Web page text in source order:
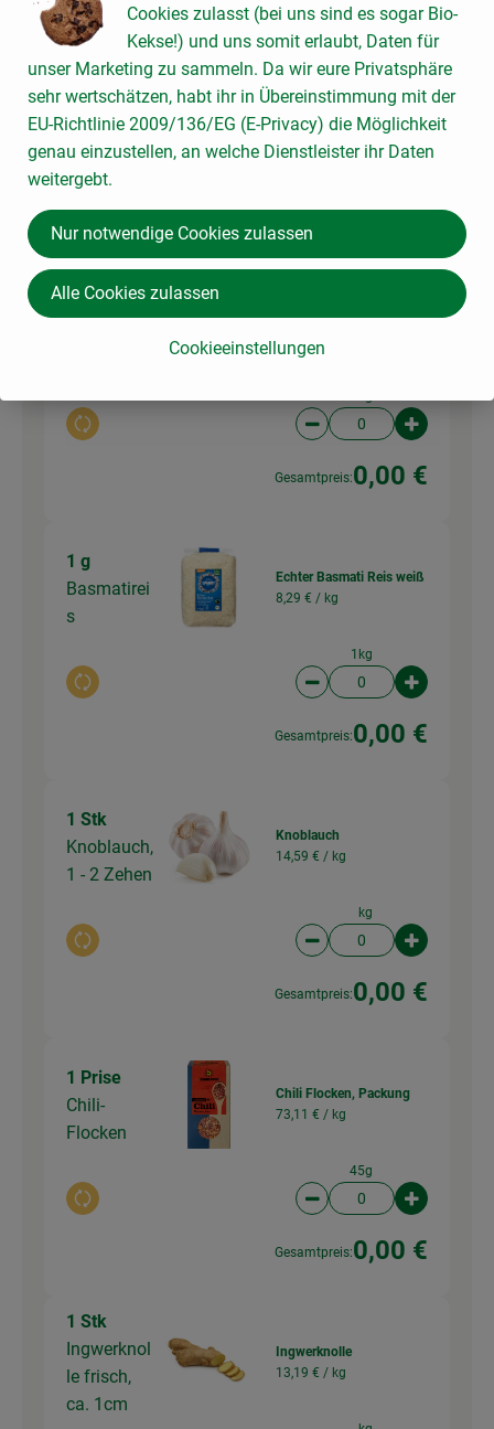
1 Stk
Salat
Auswahl ändern
Salat der Woche
0,00 €
1 Stk
Auswahl ändern
Zwiebeln, gelb
4,15 € /
Artikelanzahl
Gesamtpreis:0,00 €
1 g
Basmatirei
s
Auswahl ändern
Echter Basmati Reis weiß
8,29 € / kg
1kg
Artikelanzahl
Gesamtpreis:0,00 €
1 Stk
Knoblauch,
1 - 2 Zehen
Auswahl ändern
Knoblauch
14,59 € / kg
kg
Artikelanzahl
Gesamtpreis:0,00 €
1 Prise
Chili-
Flocken
Auswahl ändern
Chili Flocken, Packung
73,11 € / kg
45g
Artikelanzahl
Gesamtpreis:0,00 €
1 Stk
Ingwerknol
le frisch,
ca. 1cm
Ingwerknolle
13,19 € / kg
Cookies zulasst (bei uns sind es sogar Bio-
Kekse!) und uns somit erlaubt, Daten für
unser Marketing zu sammeln. Da wir eure Privatsphäre
sehr wertschätzen, habt ihr in Übereinstimmung mit der
EU-Richtlinie 2009/136/EG (E-Privacy) die Möglichkeit
genau einzustellen, an welche Dienstleister ihr Daten
weitergebt.
Cookieeinstellungen
Nur notwendige Cookies zulassen
Alle Cookies zulassen